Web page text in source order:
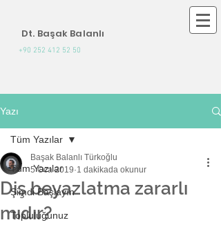
Dt. Başak Balanlı
+90 252 412 52 50
Yazı
Tüm Yazılar
Şimdi Başlayın
Topluluğunuz
Tüm Yazılar
Diş beyazlatma zararlı
mıdır?
Başak Balanlı Türkoğlu
5 Oca 2019 1 dakikada okunur